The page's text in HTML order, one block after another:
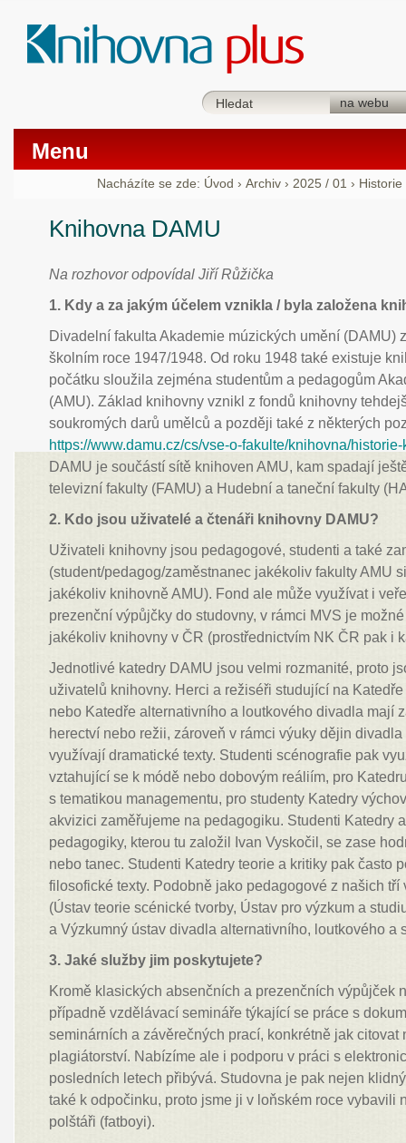
Menu
Nacházíte se zde: Úvod › Archiv › 2025 / 01 ›
Knihovna DAMU
Na rozhovor odpovídal Jiří Růžička
1. Kdy a za jakým účelem vznikla / byla založena
Divadelní fakulta Akademie múzických umění (DAMU)
školním roce 1947/1948. Od roku 1948 také existuje
počátku sloužila zejména studentům a pedagogům
(AMU). Základ knihovny vznikl z fondů knihovny
soukromých darů umělců a později také z některých
https://www.damu.cz/cs/vse-o-fakulte/knihovna/
DAMU je součástí sítě knihoven AMU, kam spadají
televizní fakulty (FAMU) a Hudební a taneční fakulty
2. Kdo jsou uživatelé a čtenáři knihovny DAMU?
Uživateli knihovny jsou pedagogové, studenti a také
(student/pedagog/zaměstnanec jakékoliv fakulty AMU
jakékoliv knihovně AMU). Fond ale může využívat i
prezenční výpůjčky do studovny, v rámci MVS je
jakékoliv knihovny v ČR (prostřednictvím NK ČR pak i
Jednotlivé katedry DAMU jsou velmi rozmanité, proto
uživatelů knihovny. Herci a režiséři studující na
nebo Katedře alternativního a loutkového divadla mají
herectví nebo režii, zároveň v rámci výuky dějin
využívají dramatické texty. Studenti scénografie pak
vztahující se k módě nebo dobovým reáliím, pro
s tematikou managementu, pro studenty Katedry
akvizici zaměřujeme na pedagogiku. Studenti Katedry
pedagogiky, kterou tu založil Ivan Vyskočil, se zase
nebo tanec. Studenti Katedry teorie a kritiky pak často
filosofické texty. Podobně jako pedagogové z našich tří
(Ústav teorie scénické tvorby, Ústav pro výzkum a
a Výzkumný ústav divadla alternativního, loutkového a
3. Jaké služby jim poskytujete?
Kromě klasických absenčních a prezenčních výpůjček
případně vzdělávací semináře týkající se práce s
seminárních a závěrečných prací, konkrétně jak citovat
plagiátorství. Nabízíme ale i podporu v práci s
posledních letech přibývá. Studovna je pak nejen
také k odpočinku, proto jsme ji v loňském roce vybavili
polštáři (fatboyi).